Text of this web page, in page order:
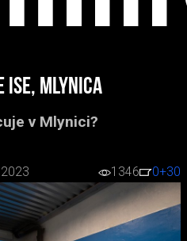
ise, Mlynica
v Mlynici?
1346 0+30